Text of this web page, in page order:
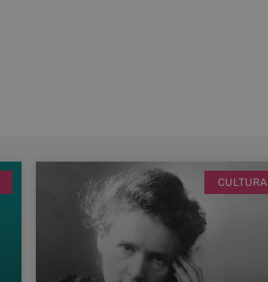
CULTURA